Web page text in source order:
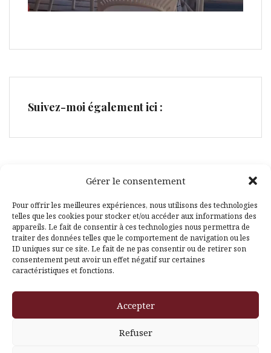
Gérer le consentement
Pour offrir les meilleures expériences, nous utilisons des technologies
telles que les cookies pour stocker et/ou accéder aux informations des
appareils. Le fait de consentir à ces technologies nous permettra de
traiter des données telles que le comportement de navigation ou les
ID uniques sur ce site. Le fait de ne pas consentir ou de retirer son
consentement peut avoir un effet négatif sur certaines
caractéristiques et fonctions.
Accepter
Refuser
Suivez-moi également ici :
Facebook
Pinterest
Themeisle